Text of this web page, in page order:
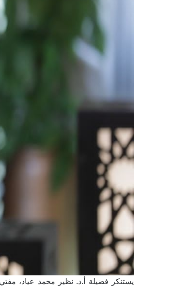
يستنكر فضيلة أ.د. نظير محمد عياد، مفتي